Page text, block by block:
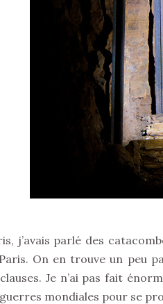
j’avais parlé des
On en trouve un peu
Je n’ai pas fait
mondiales pour se